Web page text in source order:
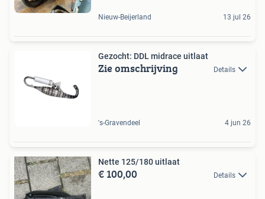
Nieuw-Beijerland 13 jul 26
Gezocht: DDL midrace uitlaat
Zie omschrijving Details
's-Gravendeel 4 jun 26
Nette 125/180 uitlaat
€ 100,00 Details